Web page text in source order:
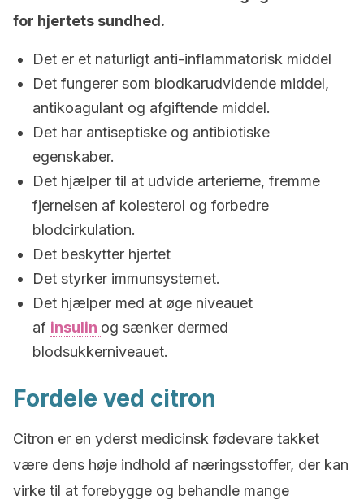
for hjertets sundhed.
Det er et naturligt anti-inflammatorisk middel
Det fungerer som blodkarudvidende middel,
antikoagulant og afgiftende middel.
Det har antiseptiske og antibiotiske
egenskaber.
Det hjælper til at udvide arterierne, fremme
fjernelsen af ​​kolesterol og forbedre
blodcirkulation.
Det beskytter hjertet
Det styrker immunsystemet.
Det hjælper med at øge niveauet
af insulin og sænker dermed
blodsukkerniveauet.
Fordele ved citron
Citron er en yderst medicinsk fødevare takket
være dens høje indhold af næringsstoffer, der kan
virke til at forebygge og behandle mange